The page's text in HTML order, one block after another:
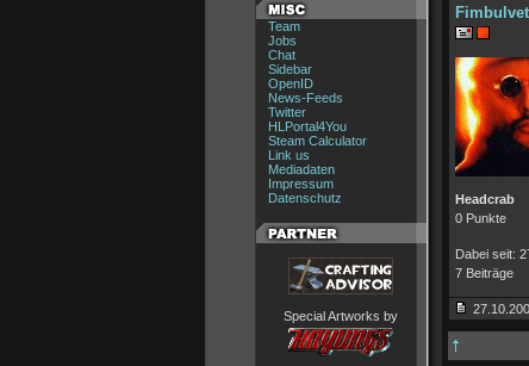
Team
Jobs
Chat
Sidebar
OpenID
News-Feeds
Twitter
HLPortal4You
Steam Calculator
Link us
Mediadaten
Impressum
Datenschutz
Special Artworks by
Headcrab
0 Punkte
Dabei seit:
7 Beiträge